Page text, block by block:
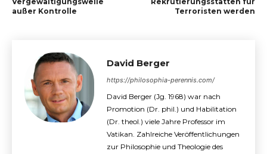
außer Kontrolle
Terroristen werden
David Berger
https://philosophia-perennis.com/
David Berger (Jg. 1968) war nach
Promotion (Dr. phil.) und Habilitation
(Dr. theol.) viele Jahre Professor im
Vatikan. Zahlreiche Veröffentlichungen
zur Philosophie und Theologie des